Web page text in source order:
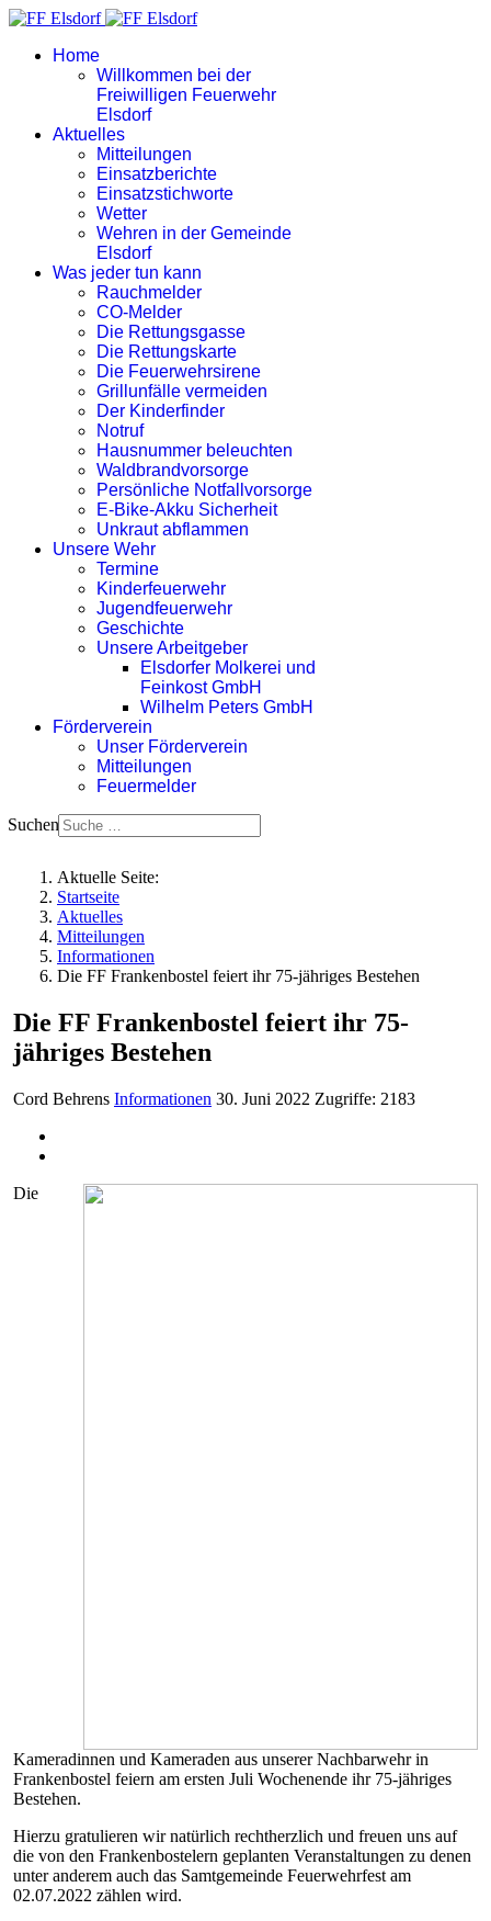
Home
Willkommen bei der
Freiwilligen Feuerwehr
Elsdorf
Aktuelles
Mitteilungen
Einsatzberichte
Einsatzstichworte
Wetter
Wehren in der Gemeinde
Elsdorf
Was jeder tun kann
Rauchmelder
CO-Melder
Die Rettungsgasse
Die Rettungskarte
Die Feuerwehrsirene
Grillunfälle vermeiden
Der Kinderfinder
Notruf
Hausnummer beleuchten
Waldbrandvorsorge
Persönliche Notfallvorsorge
E-Bike-Akku Sicherheit
Unkraut abflammen
Unsere Wehr
Termine
Kinderfeuerwehr
Jugendfeuerwehr
Geschichte
Unsere Arbeitgeber
Elsdorfer Molkerei und
Feinkost GmbH
Wilhelm Peters GmbH
Förderverein
Unser Förderverein
Mitteilungen
Feuermelder
Suchen
Aktuelle Seite:
Startseite
Aktuelles
Mitteilungen
Informationen
Die FF Frankenbostel feiert ihr 75-jähriges Bestehen
Die FF Frankenbostel feiert ihr 75-
jähriges Bestehen
Cord Behrens Informationen 30. Juni 2022 Zugriffe: 2183
Die
Kameradinnen und Kameraden aus unserer Nachbarwehr in
Frankenbostel feiern am ersten Juli Wochenende ihr 75-jähriges
Bestehen.
Hierzu gratulieren wir natürlich rechtherzlich und freuen uns auf
die von den Frankenbostelern geplanten Veranstaltungen zu denen
unter anderem auch das Samtgemeinde Feuerwehrfest am
02.07.2022 zählen wird.